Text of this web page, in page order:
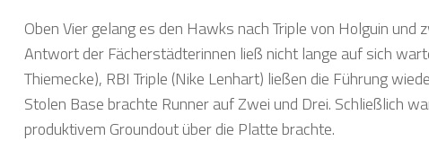
Oben Vier gelang es den Hawks nach Triple von Holguin
Antwort der Fächerstädterinnen ließ nicht lange auf sich
Thiemecke), RBI Triple (Nike Lenhart) ließen die Führung
Stolen Base brachte Runner auf Zwei und Drei. Schließlich
produktivem Groundout über die Platte brachte.